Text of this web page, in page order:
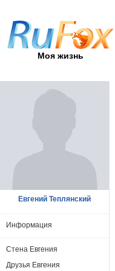
Моя жизнь
Евгений Теплянский
Информация
Стена Евгения
Друзья Евгения